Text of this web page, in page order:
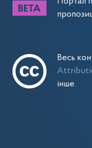
Весь
інше.